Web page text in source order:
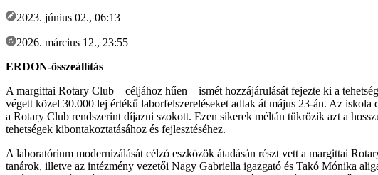
2023. június 02., 06:13
2026. március 12., 23:55
ERDON-összeállítás
A margittai Rotary Club – céljához hűen – ismét hozzájárulását fejezte ki a
végett közel 30.000 lej értékű laborfelszereléseket adtak át május 23-án. Az
a Rotary Club rendszerint díjazni szokott. Ezen sikerek méltán tükrözik azt a
tehetségek kibontakoztatásához és fejlesztéséhez.
A laboratórium modernizálását célzó eszközök átadásán részt vett a margittai
tanárok, illetve az intézmény vezetői Nagy Gabriella igazgató és Takó Mónika